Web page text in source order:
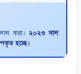
করা। ২০২৩ সাল
হচ্ছে।